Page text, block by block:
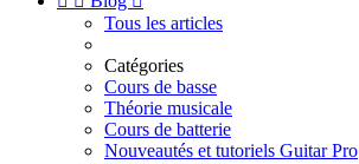
Tous les articles
Catégories
Cours de basse
Théorie musicale
Cours de batterie
Nouveautés et tutoriels Guitar Pro